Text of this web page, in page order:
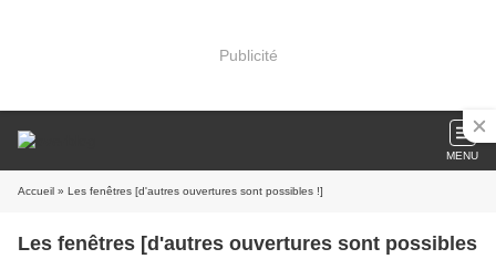
Publicité
MENU
Accueil » Les fenêtres [d'autres ouvertures sont possibles !]
Les fenêtres [d'autres ouvertures sont possibles